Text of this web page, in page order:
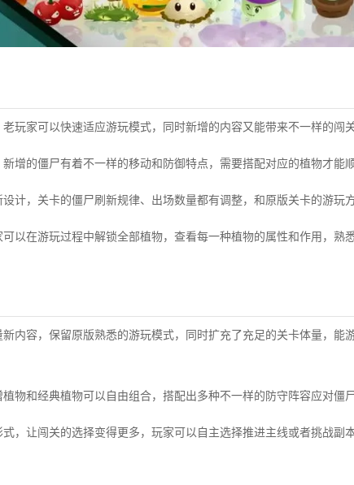
玩家可以快速适应游玩模式，同时新增的内容又能带来不一样的闯关
增的僵尸有着不一样的移动和防御特点，需要搭配对应的植物才能顺
计，关卡的僵尸刷新规律、出场数量都有调整，和原版关卡的游玩
以在游玩过程中解锁全部植物，查看每一种植物的属性和作用，熟
内容，保留原版熟悉的游玩模式，同时扩充了充足的关卡体量，能
物和经典植物可以自由组合，搭配出多种不一样的防守阵容应对僵尸
，让闯关的选择变得更多，玩家可以自主选择推进主线或者挑战副本